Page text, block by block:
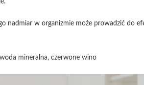
nadmiar w organizmie może prowadzić do
mineralna, czerwone wino